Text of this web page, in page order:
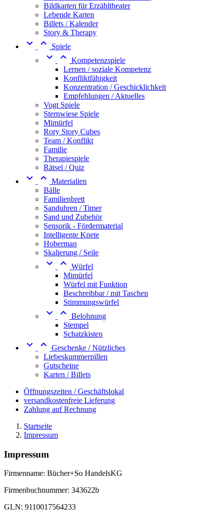
Bildkarten für Erzähltheater
Lebende Karten
Billets / Kalender
Story & Therapy
  Spiele
  Kompetenzspiele
Lernen / soziale Kompetenz
Konfliktfähigkeit
Konzentration / Geschicklichkeit
Empfehlungen / Aktuelles
Vogt Spiele
Sternwiese Spiele
Mimürfel
Rory Story Cubes
Team / Konflikt
Familie
Therapiespiele
Rätsel / Quiz
  Materialien
Bälle
Familienbrett
Sanduhren / Timer
Sand und Zubehör
Sensorik - Fördermaterial
Intelligente Knete
Hoberman
Skalierung / Seile
  Würfel
Mimürfel
Würfel mit Funktion
Beschreibbar / mit Taschen
Stimmungswürfel
  Belohnung
Stempel
Schatzkisten
  Geschenke / Nützliches
Liebeskummerpillen
Gutscheine
Karten / Billets
Öffnungszeiten / Geschäftslokal
versandkostenfreie Lieferung
Zahlung auf Rechnung
Startseite
Impressum
Impressum
Firmenname: Bücher+So HandelsKG
Firmenbuchnummer: 343622b
GLN: 9110017564233